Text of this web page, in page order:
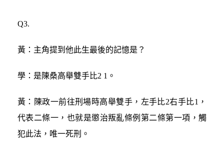
Q3.
黃：主角提到他此生最後的記憶是？
學：是陳桑高舉雙手比2 1。
黃：陳政一前往刑場時高舉雙手，左手比2右手比1，
代表二條一，也就是懲治叛亂條例第二條第一項，觸
犯此法，唯一死刑。